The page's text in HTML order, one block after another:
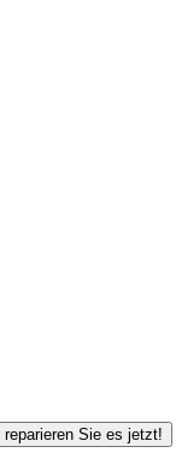
Sie es jetzt!